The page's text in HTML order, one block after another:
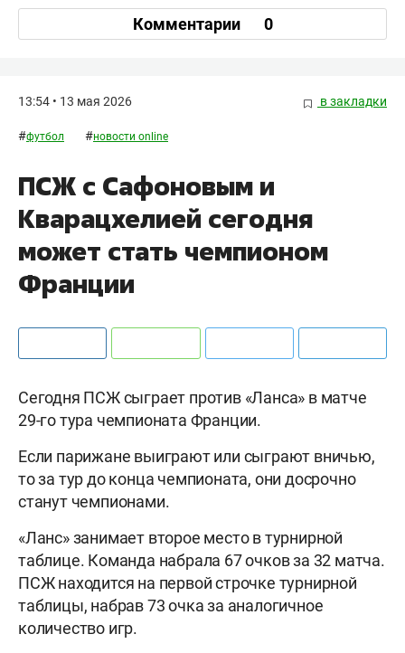
Комментарии 0
13:54 • 13 мая 2026 в закладки
#футбол #новости online
ПСЖ с Сафоновым и
Кварацхелией сегодня
может стать чемпионом
Франции
Сегодня ПСЖ сыграет против «Ланса» в матче
29-го тура чемпионата Франции.
Если парижане выиграют или сыграют вничью,
то за тур до конца чемпионата, они досрочно
станут чемпионами.
«Ланс» занимает второе место в турнирной
таблице. Команда набрала 67 очков за 32 матча.
ПСЖ находится на первой строчке турнирной
таблицы, набрав 73 очка за аналогичное
количество игр.